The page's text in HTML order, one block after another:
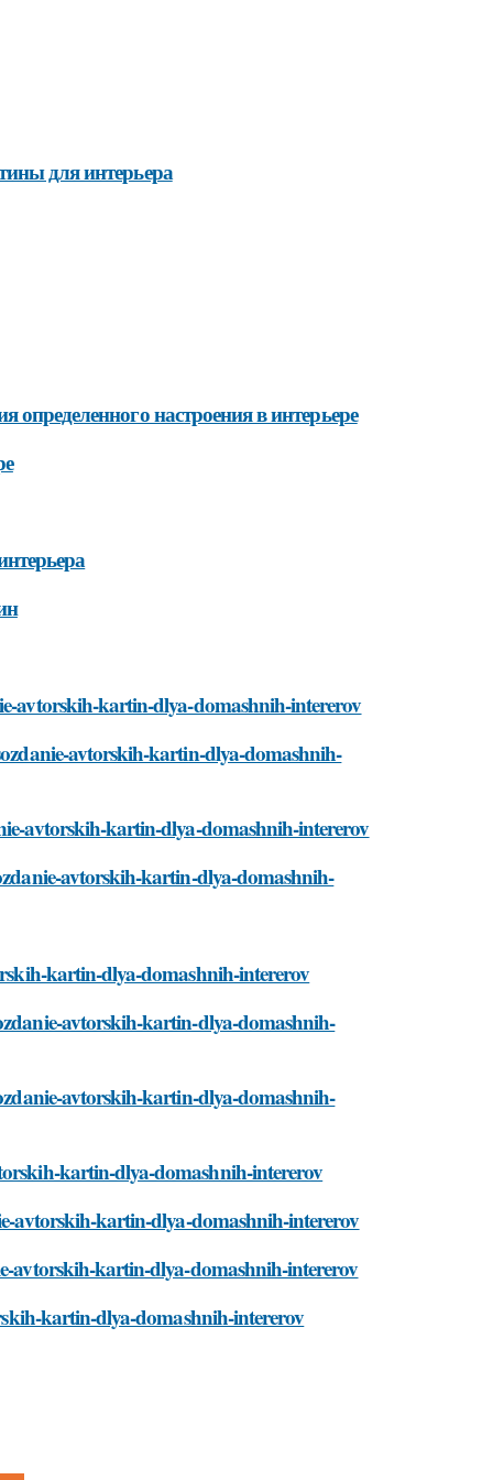
для интерьера
настроения в интерьере
avtorskih-kartin-dlya-domashnih-intererov
avtorskih-kartin-dlya-domashnih-
avtorskih-kartin-dlya-domashnih-intererov
avtorskih-kartin-dlya-domashnih-
kartin-dlya-domashnih-intererov
avtorskih-kartin-dlya-domashnih-
avtorskih-kartin-dlya-domashnih-
kartin-dlya-domashnih-intererov
avtorskih-kartin-dlya-domashnih-intererov
avtorskih-kartin-dlya-domashnih-intererov
kartin-dlya-domashnih-intererov